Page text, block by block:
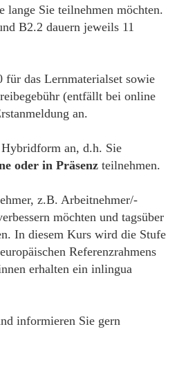
lange Sie teilnehmen möchten.
B2.2 dauern jeweils 11
das Lernmaterialset sowie
(entfällt bei online
an.
an, d.h. Sie
oder in Präsenz teilnehmen.
z.B. Arbeitnehmer/-
möchten und tagsüber
In diesem Kurs wird die Stufe
Referenzrahmens
erhalten ein inlingua
informieren Sie gern